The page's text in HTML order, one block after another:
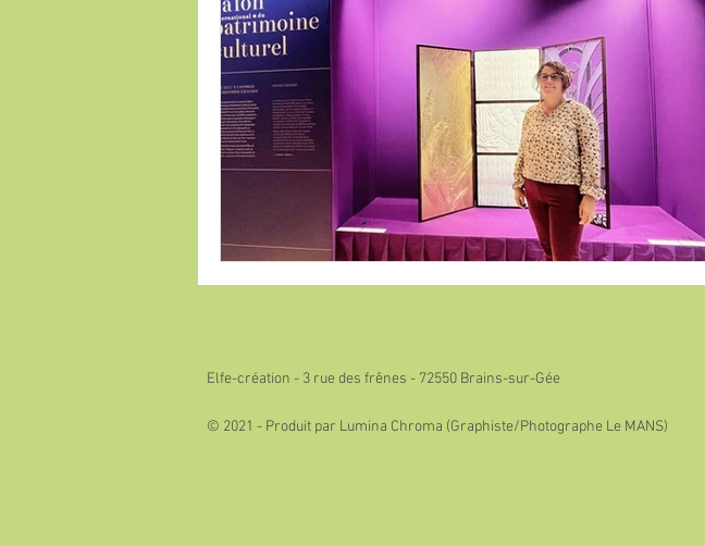
Elfe-création - 3 rue des frênes - 72550 Brains-sur-Gée
© 2021 - Produit par Lumina Chroma (Graphiste/Photographe Le MANS)